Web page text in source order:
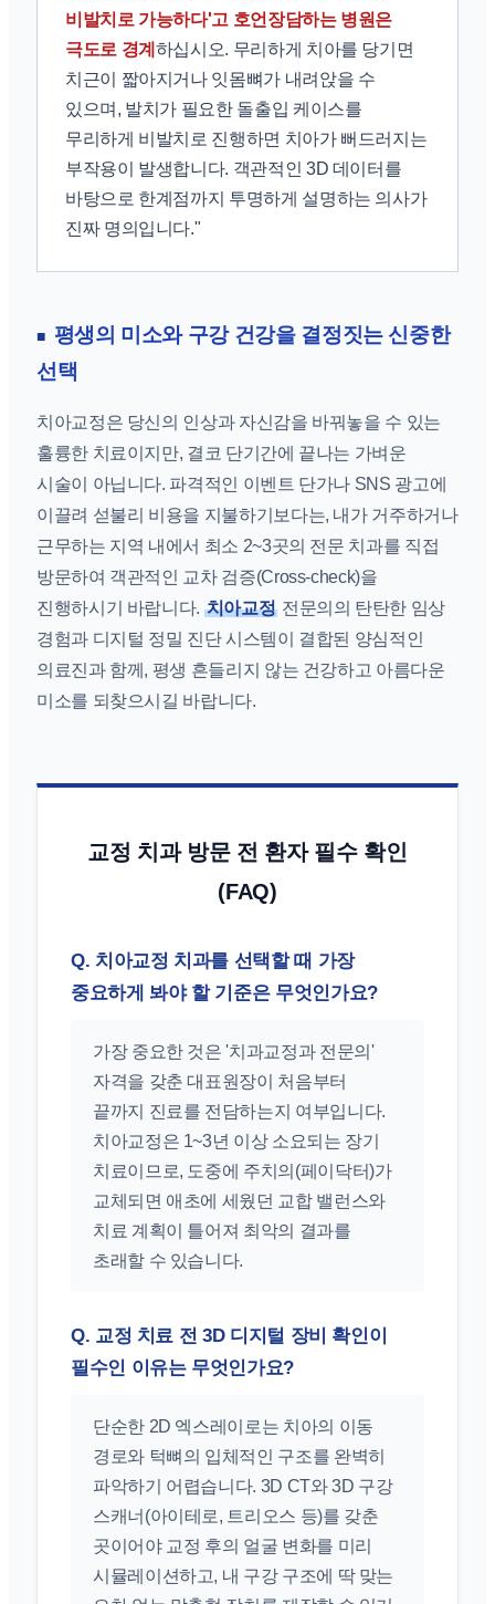
비발치로 가능하다'고 호언장담하는 병원은
극도로 경계 하십시오. 무리하게 치아를 당기면
치근이 짧아지거나 잇몸뼈가 내려앉을 수
있으며, 발치가 필요한 돌출입 케이스를
무리하게 비발치로 진행하면 치아가 뻐드러지는
부작용이 발생합니다. 객관적인 3D 데이터를
바탕으로 한계점까지 투명하게 설명하는 의사가
진짜 명의입니다."
평생의 미소와 구강 건강을 결정짓는 신중한
선택
치아교정은 당신의 인상과 자신감을 바꿔놓을 수 있는
훌륭한 치료이지만, 결코 단기간에 끝나는 가벼운
시술이 아닙니다. 파격적인 이벤트 단가나 SNS 광고에
이끌려 섣불리 비용을 지불하기보다는, 내가 거주하거나
근무하는 지역 내에서 최소 2~3곳의 전문 치과를 직접
방문하여 객관적인 교차 검증(Cross-check)을
진행하시기 바랍니다. 치아교정 전문의의 탄탄한 임상
경험과 디지털 정밀 진단 시스템이 결합된 양심적인
의료진과 함께, 평생 흔들리지 않는 건강하고 아름다운
미소를 되찾으시길 바랍니다.
교정 치과 방문 전 환자 필수 확인
(FAQ)
Q. 치아교정 치과를 선택할 때 가장
중요하게 봐야 할 기준은 무엇인가요?
가장 중요한 것은 '치과교정과 전문의'
자격을 갖춘 대표원장이 처음부터
끝까지 진료를 전담하는지 여부입니다.
치아교정은 1~3년 이상 소요되는 장기
치료이므로, 도중에 주치의(페이닥터)가
교체되면 애초에 세웠던 교합 밸런스와
치료 계획이 틀어져 최악의 결과를
초래할 수 있습니다.
Q. 교정 치료 전 3D 디지털 장비 확인이
필수인 이유는 무엇인가요?
단순한 2D 엑스레이로는 치아의 이동
경로와 턱뼈의 입체적인 구조를 완벽히
파악하기 어렵습니다. 3D CT와 3D 구강
스캐너(아이테로, 트리오스 등)를 갖춘
곳이어야 교정 후의 얼굴 변화를 미리
시뮬레이션하고, 내 구강 구조에 딱 맞는